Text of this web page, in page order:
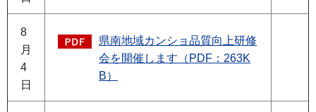
8
月
4
日
県南地域カンショ品質向上研修
会を開催します（PDF：263K
B）